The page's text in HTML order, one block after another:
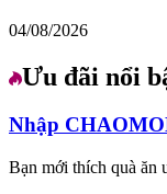
04/08/2026
Ưu đãi nổi
Nhập
Bạn mới thích quà ăn